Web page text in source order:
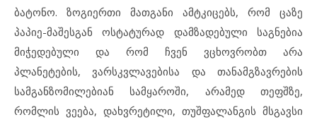
ბატონო. ზოგიერთი მათგანი ამტკიცებს, რომ ცაზე
პაპიე-მაშესგან ოსტატურად დამზადებული საგნებია
მიჭედებული და რომ ჩვენ ვცხოვრობთ არა
პლანეტების, ვარსკვლავებისა და თანამგზავრების
სამგანზომილებიან სამყაროში, არამედ თეფშზე,
რომლის ვეება, დახვრეტილი, თუშფალანგის მსგავსი